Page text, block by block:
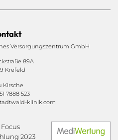
Versorgungszentrum GmbH
89A
Krefeld
Kirsche
7888 523
klinik.com